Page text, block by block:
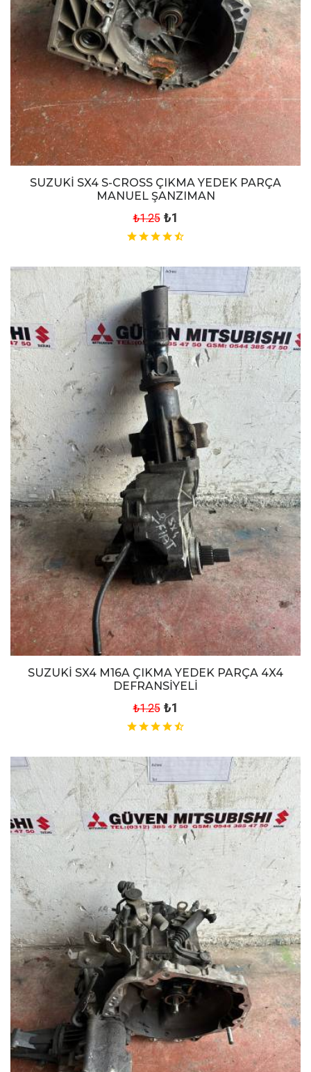
SUZUKİ SX4 S-CROSS ÇIKMA YEDEK PARÇA
MANUEL ŞANZIMAN
₺1.25 ₺1
SUZUKİ SX4 M16A ÇIKMA YEDEK PARÇA 4X4
DEFRANSİYELİ
₺1.25 ₺1